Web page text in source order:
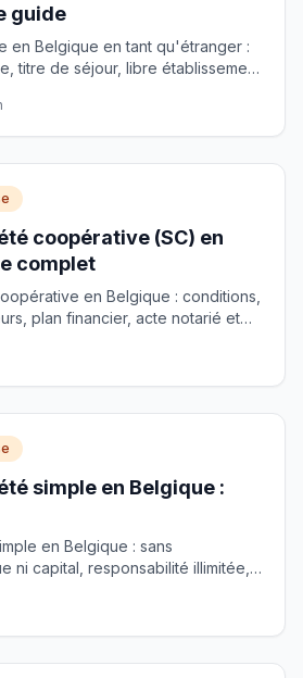
guide
en Belgique en tant qu'étranger :
titre de séjour, libre établissement
coopérative (SC) en
complet
en Belgique : conditions,
plan financier, acte notarié et
simple en Belgique :
en Belgique : sans
ni capital, responsabilité illimitée,